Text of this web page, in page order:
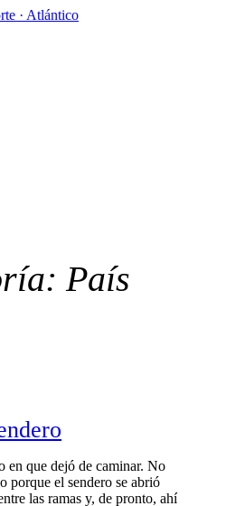
· Atlántico
País
en que dejó de caminar. No
porque el sendero se abrió
las ramas y, de pronto, ahí